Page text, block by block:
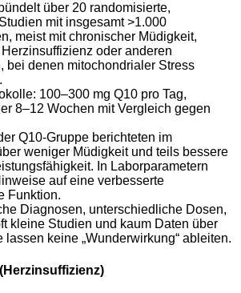
über 20 randomisierte,
mit insgesamt >1.000
meist mit chronischer Müdigkeit,
oder anderen
bei denen mitochondrialer Stress
100–300 mg Q10 pro Tag,
8–12 Wochen mit Vergleich gegen
Q10‑Gruppe berichteten im
weniger Müdigkeit und teils bessere
In Laborparametern
auf eine verbesserte
Funktion.
Diagnosen, unterschiedliche Dosen,
kleine Studien und kaum Daten über
lassen keine „Wunderwirkung“ ableiten.